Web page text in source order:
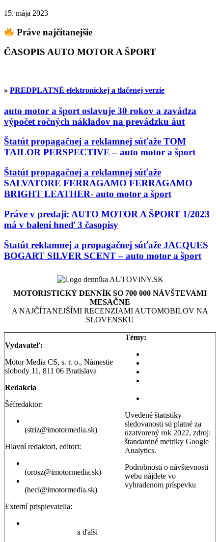
15. mája 2023
Práve najčítanejšie
ČASOPIS AUTO MOTOR A ŠPORT
» PREDPLATNÉ elektronickej a tlačenej verzie
auto motor a šport oslavuje 30 rokov a zavádza
výpočet ročných nákladov na prevádzku áut
Štatút propagačnej a reklamnej súťaže TOM
TAILOR PERSPECTIVE – auto motor a šport
Štatút propagačnej a reklamnej súťaže
SALVATORE FERRAGAMO FERRAGAMO
BRIGHT LEATHER- auto motor a šport
Práve v predaji: AUTO MOTOR A ŠPORT 1/2023
má v balení hneď 3 časopisy
Štatút reklamnej a propagačnej súťaže JACQUES
BOGART SILVER SCENT – auto motor a šport
MOTORISTICKÝ DENNÍK SO 700 000 NÁVŠTEVAMI
MESAČNE
A NAJČÍTANEJŠÍMI RECENZIAMI AUTOMOBILOV NA
SLOVENSKU
Vydavateľ:
Motor Media CS, s. r. o., Námestie
slobody 11, 811 06 Bratislava
Redakcia
Šéfredaktor:
(striz@imotormedia.sk)
Hlavní redaktori, editori:
(orosz@imotormedia.sk)
(hecl@imotormedia.sk)
Externí prispievatelia:
a ďalší
Témy:
Uvedené štatistiky
sledovanosti sú platné za
uzatvorený rok 2022, zdroj:
štandardné metriky Google
Analytics.
Podrobnosti o návštevnosti
webu nájdete vo
vyhradenom príspevku